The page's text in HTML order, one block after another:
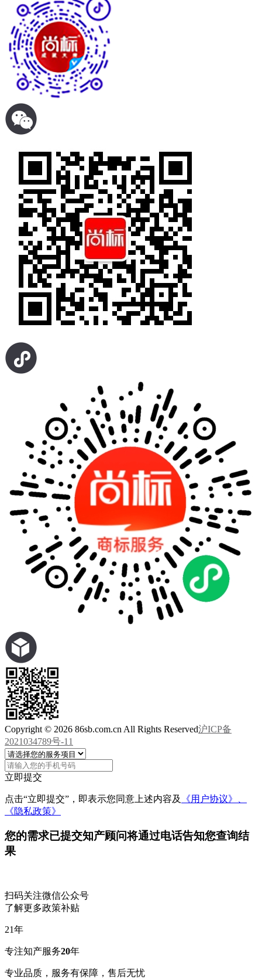
Copyright © 2026 86sb.com.cn All Rights Reserved沪ICP备
2021034789号-11
立即提交
点击“立即提交”，即表示您同意上述内容及
《用户协议》、
《隐私政策》
您的需求已提交知产顾问将通过电话告知您查询结
果
扫码关注微信公众号
了解更多政策补贴
21年
专注知产服务20年
专业品质，服务有保障，售后无忧